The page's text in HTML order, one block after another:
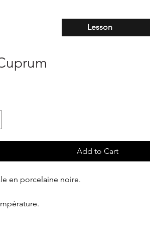
Lesson
Add to Cart
en porcelaine noire.